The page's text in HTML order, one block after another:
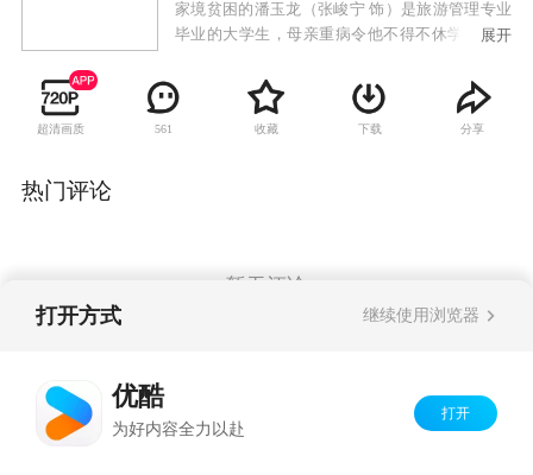
家境贫困的潘玉龙（张峻宁 饰）是旅游管理专业
毕业的大学生，母亲重病令他不得不休学打工，
重新回到了学校。毕业后，潘玉龙考入全国最好
的五星饭店——万乘大酒店，并阴差阳错地做了
住店的韩国时代公司新任董事长金志爱（郑柔美
展开
超清画质 561 收藏 下载 分享
热门评论
暂无评论
打开方式 继续使用浏览器
优酷
为好内容全力以赴
打开